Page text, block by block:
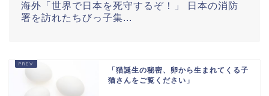
海外「世界で日本を死守するぞ！」 日本の消防
署を訪れたちびっ子集...
海外「二度と日本を離れたくない」 熊本で震度7
「猫誕生の秘密、卵から生まれてくる子
猫さんをご覧ください」